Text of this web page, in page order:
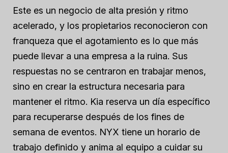
Este es un negocio de alta presión y ritmo
acelerado, y los propietarios reconocieron con
franqueza que el agotamiento es lo que más
puede llevar a una empresa a la ruina. Sus
respuestas no se centraron en trabajar menos,
sino en crear la estructura necesaria para
mantener el ritmo. Kia reserva un día específico
para recuperarse después de los fines de
semana de eventos. NYX tiene un horario de
trabajo definido y anima al equipo a cuidar su